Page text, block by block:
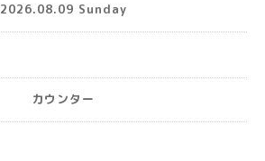
2026.08.09 Sunday
カウンター